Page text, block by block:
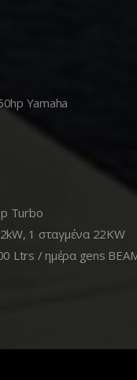
Yamaha
Turbo
1 σταγμένα 22KW
Ltrs / ημέρα gens